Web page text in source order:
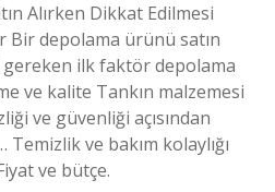
Alırken Dikkat Edilmesi
Bir depolama ürünü satın
ilk faktör depolama
ve kalite Tankın malzemesi
ve güvenliği açısından
ve bakım kolaylığı
ve bütçe.